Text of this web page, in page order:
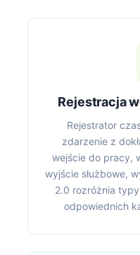
Rejestracja
Rejestrator
zdarzenie z
wejście do pracy,
wyjście służbowe,
2.0 rozróżnia
odpowiednich